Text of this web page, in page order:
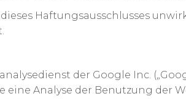
Haftungsausschlusses
der Google Inc.
Analyse der Benutzung der